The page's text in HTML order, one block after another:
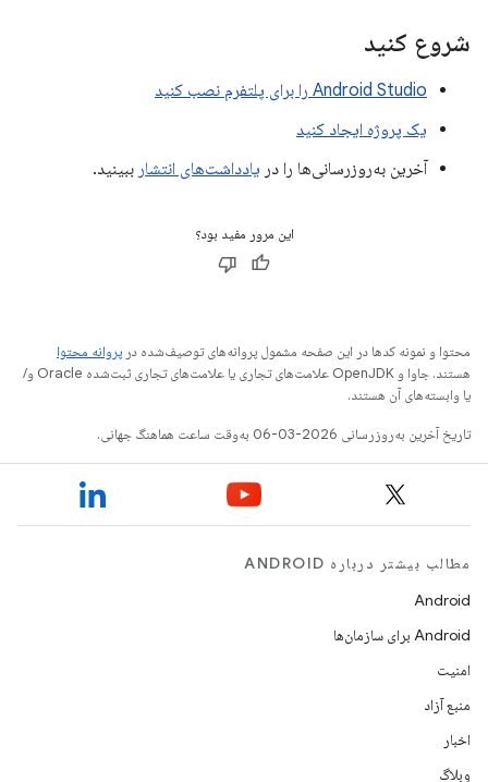
شروع کنید
Android Studio را برای پلتفرم نصب کنید
یک پروژه ایجاد کنید
آخرین به‌روزرسانی‌ها را در یادداشت‌های انتشار ببینید.
این مرور مفید بود؟
محتوا و نمونه کدها در این صفحه مشمول پروانه‌های توصیف‌شده در پروانه محتوا
هستند. جاوا و OpenJDK علامت‌های تجاری یا علامت‌های تجاری ثبت‌شده Oracle و/
یا وابسته‌های آن هستند.
تاریخ آخرین به‌روزرسانی 2026-03-06 به‌وقت ساعت هماهنگ جهانی.
مطالب بیشتر درباره ANDROID
Android
Android برای سازمان‌ها
امنیت
منبع آزاد
اخبار
وبلاگ